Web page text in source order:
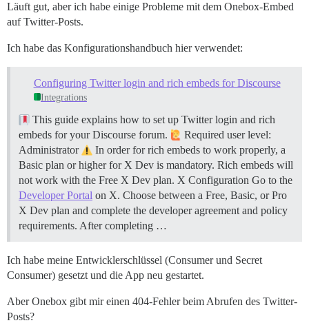
Läuft gut, aber ich habe einige Probleme mit dem Onebox-Embed
auf Twitter-Posts.
Ich habe das Konfigurationshandbuch hier verwendet:
Configuring Twitter login and rich embeds for Discourse
Integrations
This guide explains how to set up Twitter login and rich
embeds for your Discourse forum.
Required user level:
Administrator
In order for rich embeds to work properly, a
Basic plan or higher for X Dev is mandatory. Rich embeds will
not work with the Free X Dev plan. X Configuration Go to the
Developer Portal on X. Choose between a Free, Basic, or Pro
X Dev plan and complete the developer agreement and policy
requirements. After completing …
Ich habe meine Entwicklerschlüssel (Consumer und Secret
Consumer) gesetzt und die App neu gestartet.
Aber Onebox gibt mir einen 404-Fehler beim Abrufen des Twitter-
Posts?